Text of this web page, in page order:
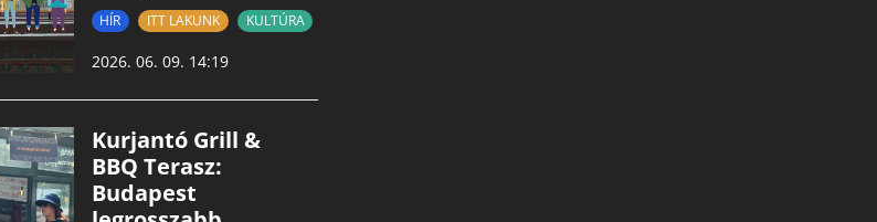
HÍR ITT LAKUNK KULTÚRA
2026. 06. 09. 14:19
Kurjantó Grill &
BBQ Terasz:
Budapest